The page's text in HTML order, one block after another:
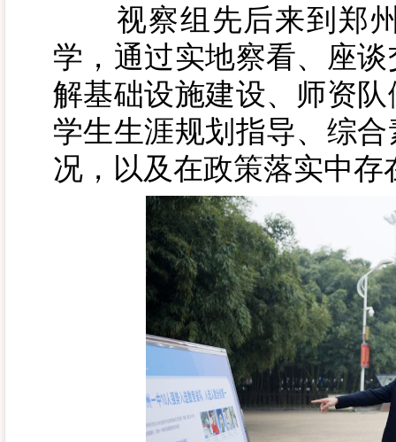
视察组先后来到郑州
学，通过实地察看、座
解基础设施建设、师资
学生生涯规划指导、综
况，以及在政策落实中